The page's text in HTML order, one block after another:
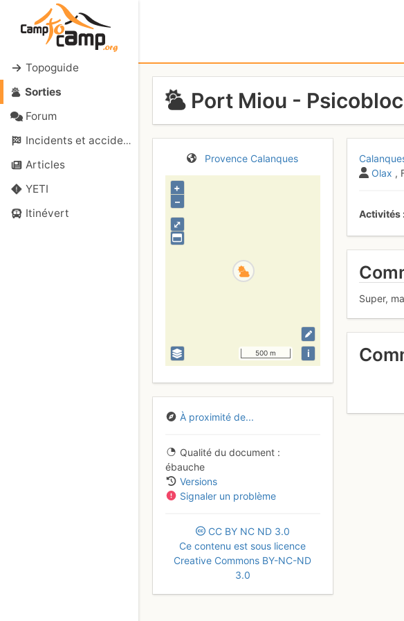
Topoguide
Sorties
Forum
Incidents et accidents
Articles
YETI
Itinévert
Port Miou -
Provence Calanques
⤢
+
–
500 m i
À proximité de...
Qualité du document
ébauche
Versions
Signaler un problème
CC BY NC ND 3.0
Ce contenu est sous licence
Creative Commons BY-NC-ND
3.0
Olax ,
Activités
Super,